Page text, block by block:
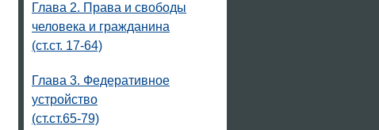
Глава 2. Права и свободы
человека и гражданина
(ст.ст. 17-64)
Глава 3. Федеративное
устройство
(ст.ст.65-79)